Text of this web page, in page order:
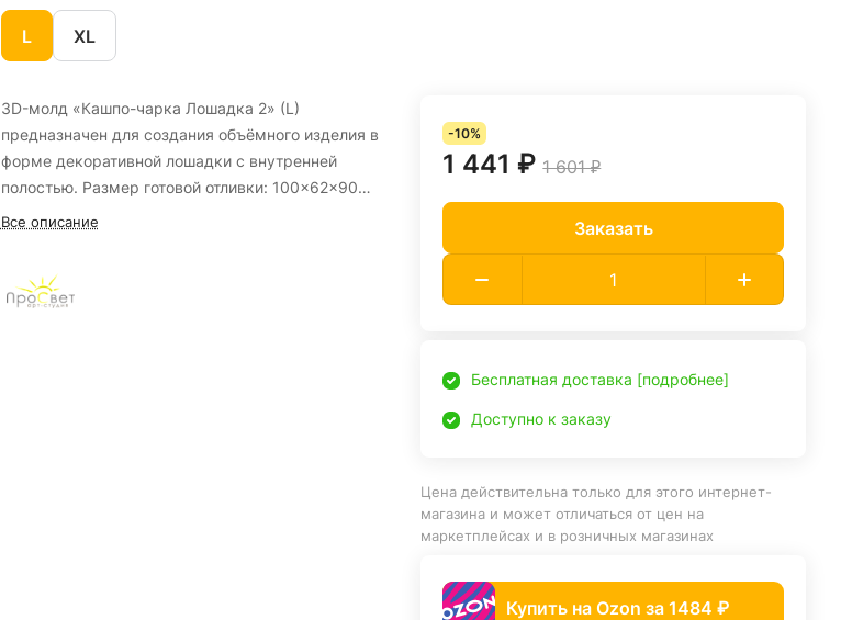
L XL
3D-молд «Кашпо-чарка Лошадка 2» (L)
предназначен для создания объёмного изделия в
форме декоративной лошадки с внутренней
полостью. Размер готовой отливки: 100×62×90
мм. Для одной заливки требуется примерно 132
Все описание
-10%
1 441 ₽ 1 601 ₽
Заказать
Бесплатная доставка [подробнее]
Доступно к заказу
Цена действительна только для этого интернет-
магазина и может отличаться от цен на
маркетплейсах и в розничных магазинах
Купить на Ozon за 1484 ₽